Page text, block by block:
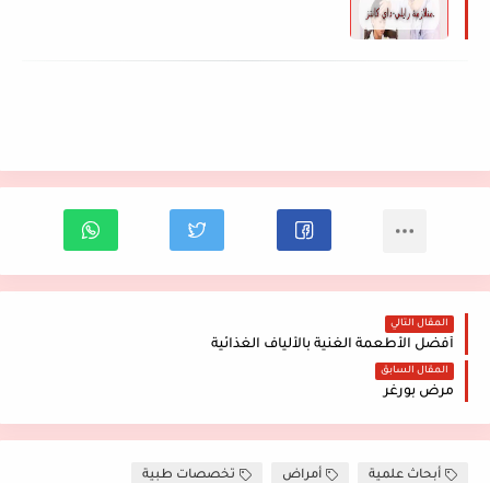
المقال التالي
أفضل الأطعمة الغنية بالألياف الغذائية
المقال السابق
مرض بورغر
أبحاث علمية أمراض تخصصات طبية